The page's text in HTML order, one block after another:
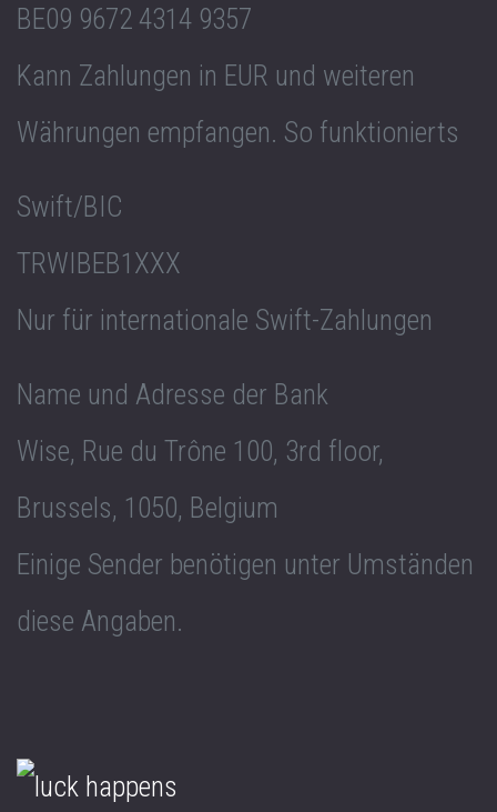
BE09 9672 4314 9357
Kann Zahlungen in EUR und weiteren
Währungen empfangen. So funktionierts
Swift/BIC
TRWIBEB1XXX
Nur für internationale Swift-Zahlungen
Name und Adresse der Bank
Wise, Rue du Trône 100, 3rd floor,
Brussels, 1050, Belgium
Einige Sender benötigen unter Umständen
diese Angaben.